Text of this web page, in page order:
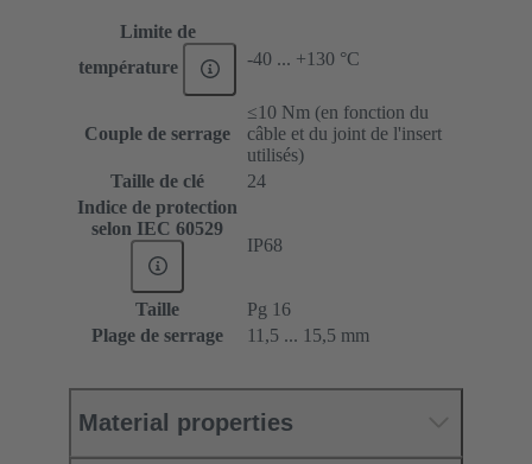
Limite de
température
-40 ... +130 °C
Couple de serrage
≤10 Nm (en fonction du
câble et du joint de l'insert
utilisés)
Taille de clé
24
Indice de protection
selon IEC 60529
IP68
Taille
Pg 16
Plage de serrage
11,5 ... 15,5 mm
Material properties